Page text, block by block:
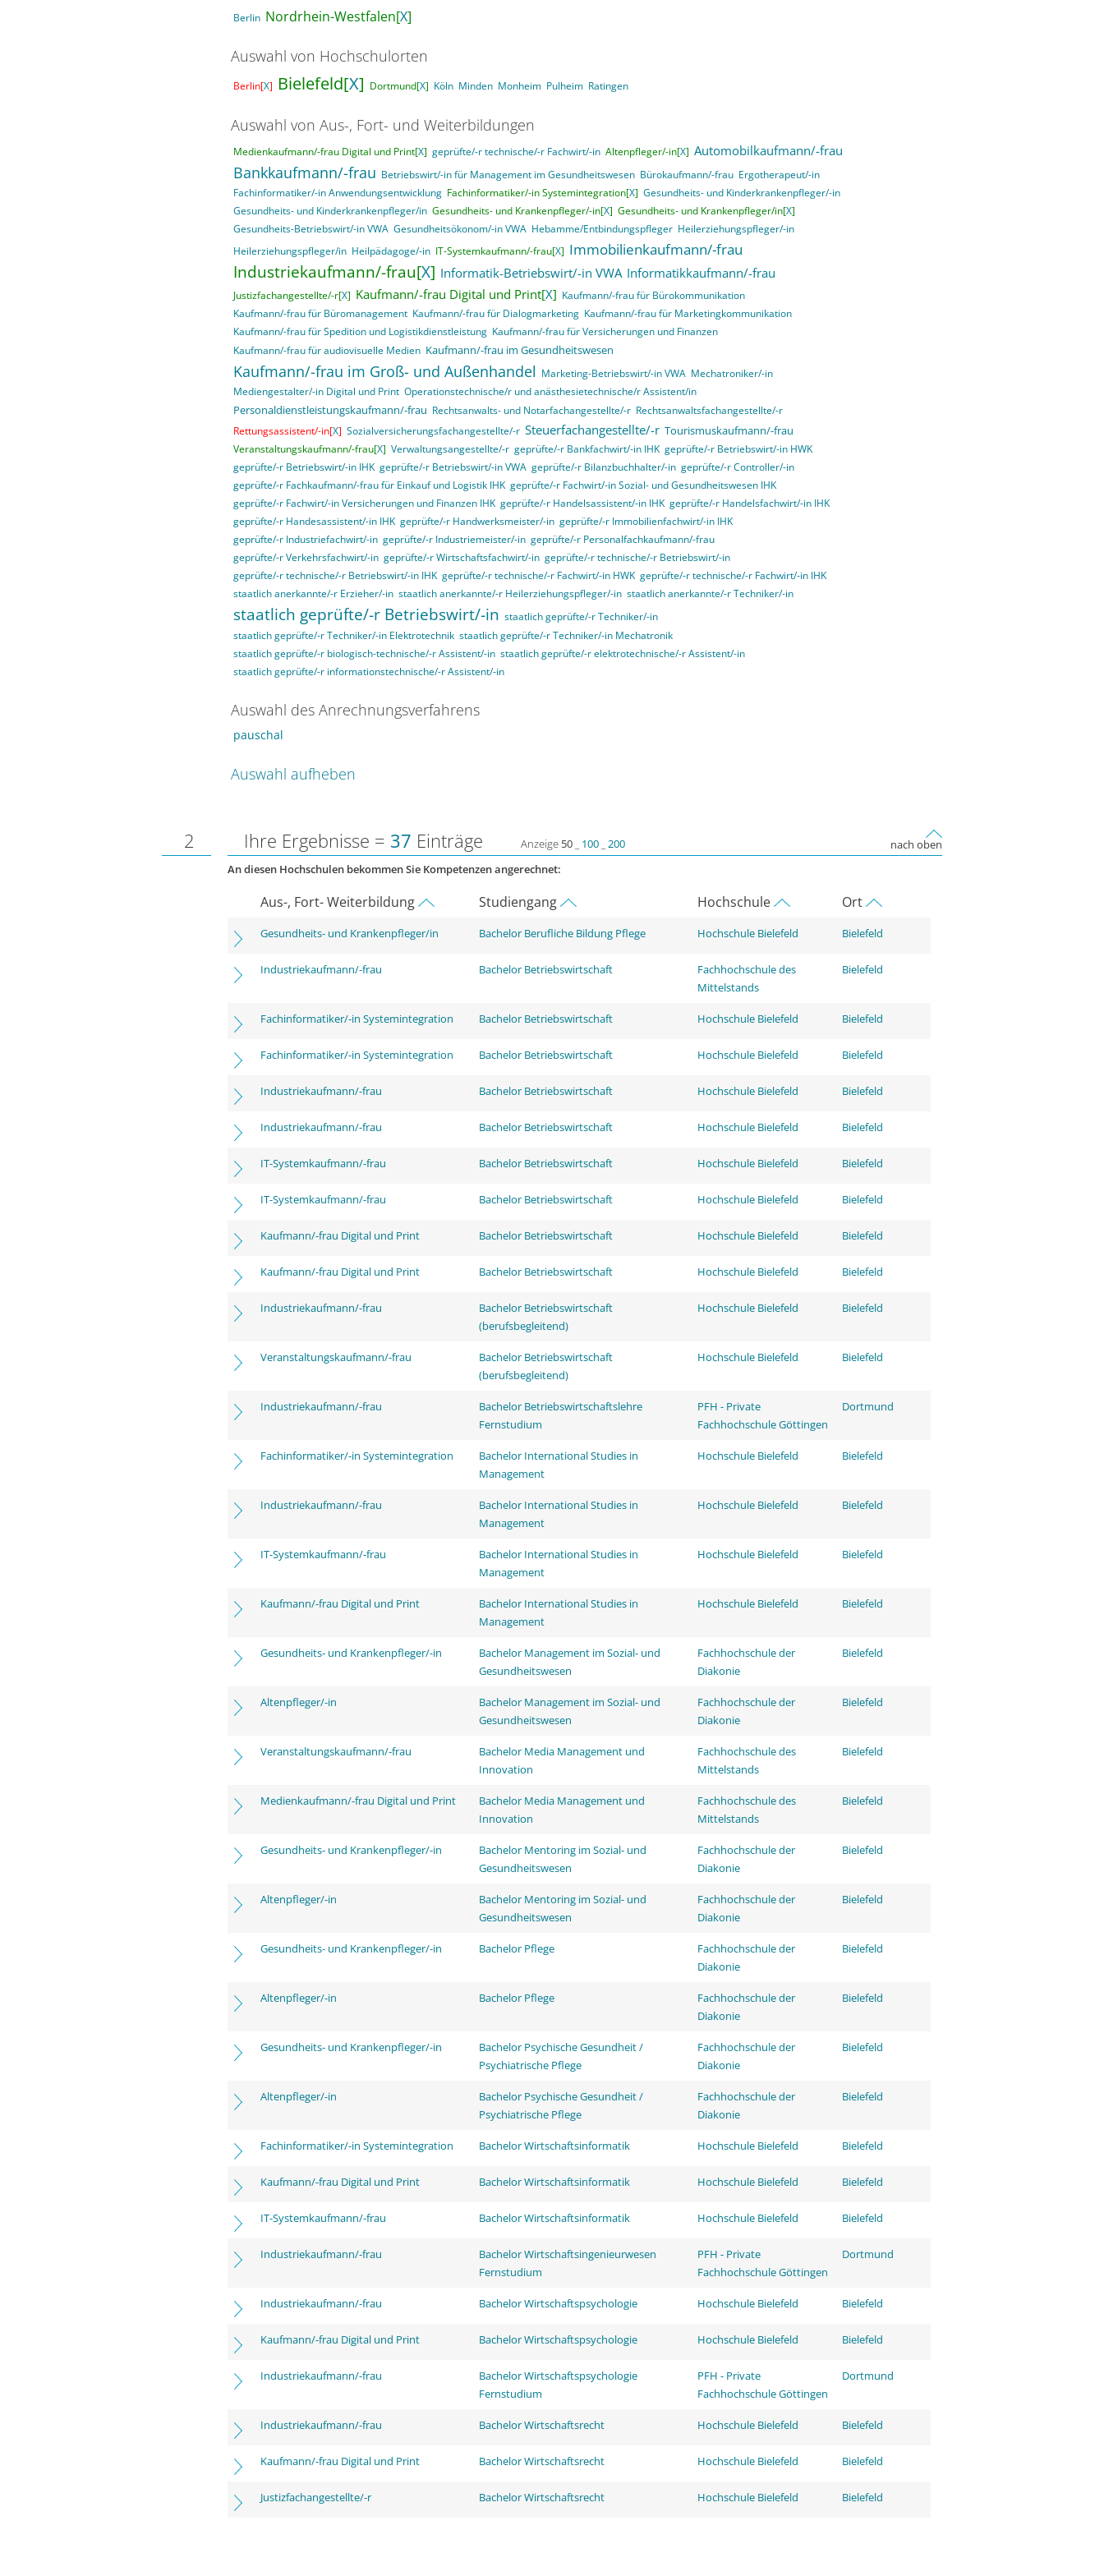
Berlin Nordrhein-Westfalen[X]
Auswahl von Hochschulorten
Berlin[X] Bielefeld[X] Dortmund[X] Köln Minden Monheim Pulheim Ratingen
Auswahl von Aus-, Fort- und Weiterbildungen
Medienkaufmann/-frau Digital und Print[X] geprüfte/-r technische/-r Fachwirt/-in Altenpfleger/-in[X] Automobilkaufmann/-frau
Bankkaufmann/-frau Betriebswirt/-in für Management im Gesundheitswesen Bürokaufmann/-frau Ergotherapeut/-in
Fachinformatiker/-in Anwendungsentwicklung Fachinformatiker/-in Systemintegration[X] Gesundheits- und Kinderkrankenpfleger/-in
Gesundheits- und Kinderkrankenpfleger/in Gesundheits- und Krankenpfleger/-in[X] Gesundheits- und Krankenpfleger/in[X]
Gesundheits-Betriebswirt/-in VWA Gesundheitsökonom/-in VWA Hebamme/Entbindungspfleger Heilerziehungspfleger/-in
Heilerziehungspfleger/in Heilpädagoge/-in IT-Systemkaufmann/-frau[X] Immobilienkaufmann/-frau
Industriekaufmann/-frau[X] Informatik-Betriebswirt/-in VWA Informatikkaufmann/-frau
Justizfachangestellte/-r[X] Kaufmann/-frau Digital und Print[X] Kaufmann/-frau für Bürokommunikation
Kaufmann/-frau für Büromanagement Kaufmann/-frau für Dialogmarketing Kaufmann/-frau für Marketingkommunikation
Kaufmann/-frau für Spedition und Logistikdienstleistung Kaufmann/-frau für Versicherungen und Finanzen
Kaufmann/-frau für audiovisuelle Medien Kaufmann/-frau im Gesundheitswesen
Kaufmann/-frau im Groß- und Außenhandel Marketing-Betriebswirt/-in VWA Mechatroniker/-in
Mediengestalter/-in Digital und Print Operationstechnische/r und anästhesietechnische/r Assistent/in
Personaldienstleistungskaufmann/-frau Rechtsanwalts- und Notarfachangestellte/-r Rechtsanwaltsfachangestellte/-r
Rettungsassistent/-in[X] Sozialversicherungsfachangestellte/-r Steuerfachangestellte/-r Tourismuskaufmann/-frau
Veranstaltungskaufmann/-frau[X] Verwaltungsangestellte/-r geprüfte/-r Bankfachwirt/-in IHK geprüfte/-r Betriebswirt/-in HWK
geprüfte/-r Betriebswirt/-in IHK geprüfte/-r Betriebswirt/-in VWA geprüfte/-r Bilanzbuchhalter/-in geprüfte/-r Controller/-in
geprüfte/-r Fachkaufmann/-frau für Einkauf und Logistik IHK geprüfte/-r Fachwirt/-in Sozial- und Gesundheitswesen IHK
geprüfte/-r Fachwirt/-in Versicherungen und Finanzen IHK geprüfte/-r Handelsassistent/-in IHK geprüfte/-r Handelsfachwirt/-in IHK
geprüfte/-r Handesassistent/-in IHK geprüfte/-r Handwerksmeister/-in geprüfte/-r Immobilienfachwirt/-in IHK
geprüfte/-r Industriefachwirt/-in geprüfte/-r Industriemeister/-in geprüfte/-r Personalfachkaufmann/-frau
geprüfte/-r Verkehrsfachwirt/-in geprüfte/-r Wirtschaftsfachwirt/-in geprüfte/-r technische/-r Betriebswirt/-in
geprüfte/-r technische/-r Betriebswirt/-in IHK geprüfte/-r technische/-r Fachwirt/-in HWK geprüfte/-r technische/-r Fachwirt/-in IHK
staatlich anerkannte/-r Erzieher/-in staatlich anerkannte/-r Heilerziehungspfleger/-in staatlich anerkannte/-r Techniker/-in
staatlich geprüfte/-r Betriebswirt/-in staatlich geprüfte/-r Techniker/-in
staatlich geprüfte/-r Techniker/-in Elektrotechnik staatlich geprüfte/-r Techniker/-in Mechatronik
staatlich geprüfte/-r biologisch-technische/-r Assistent/-in staatlich geprüfte/-r elektrotechnische/-r Assistent/-in
staatlich geprüfte/-r informationstechnische/-r Assistent/-in
Auswahl des Anrechnungsverfahrens
pauschal
Auswahl aufheben
2 Ihre Ergebnisse = 37 Einträge Anzeige 50 100 200
nach oben
An diesen Hochschulen bekommen Sie Kompetenzen angerechnet:
Aus-, Fort- Weiterbildung Studiengang Hochschule Ort
Gesundheits- und Krankenpfleger/in Bachelor Berufliche Bildung Pflege Hochschule Bielefeld Bielefeld
Industriekaufmann/-frau Bachelor Betriebswirtschaft
Fachhochschule des
Mittelstands
Bielefeld
Fachinformatiker/-in Systemintegration Bachelor Betriebswirtschaft Hochschule Bielefeld Bielefeld
Fachinformatiker/-in Systemintegration Bachelor Betriebswirtschaft Hochschule Bielefeld Bielefeld
Industriekaufmann/-frau Bachelor Betriebswirtschaft Hochschule Bielefeld Bielefeld
Industriekaufmann/-frau Bachelor Betriebswirtschaft Hochschule Bielefeld Bielefeld
IT-Systemkaufmann/-frau Bachelor Betriebswirtschaft Hochschule Bielefeld Bielefeld
IT-Systemkaufmann/-frau Bachelor Betriebswirtschaft Hochschule Bielefeld Bielefeld
Kaufmann/-frau Digital und Print Bachelor Betriebswirtschaft Hochschule Bielefeld Bielefeld
Kaufmann/-frau Digital und Print Bachelor Betriebswirtschaft Hochschule Bielefeld Bielefeld
Industriekaufmann/-frau
Bachelor Betriebswirtschaft
(berufsbegleitend)
Hochschule Bielefeld Bielefeld
Veranstaltungskaufmann/-frau
Bachelor Betriebswirtschaft
(berufsbegleitend)
Hochschule Bielefeld Bielefeld
Industriekaufmann/-frau
Bachelor Betriebswirtschaftslehre
Fernstudium
PFH - Private
Fachhochschule Göttingen
Dortmund
Fachinformatiker/-in Systemintegration
Bachelor International Studies in
Management
Hochschule Bielefeld Bielefeld
Industriekaufmann/-frau
Bachelor International Studies in
Management
Hochschule Bielefeld Bielefeld
IT-Systemkaufmann/-frau
Bachelor International Studies in
Management
Hochschule Bielefeld Bielefeld
Kaufmann/-frau Digital und Print
Bachelor International Studies in
Management
Hochschule Bielefeld Bielefeld
Gesundheits- und Krankenpfleger/-in
Bachelor Management im Sozial- und
Gesundheitswesen
Fachhochschule der
Diakonie
Bielefeld
Altenpfleger/-in
Bachelor Management im Sozial- und
Gesundheitswesen
Fachhochschule der
Diakonie
Bielefeld
Veranstaltungskaufmann/-frau
Bachelor Media Management und
Innovation
Fachhochschule des
Mittelstands
Bielefeld
Medienkaufmann/-frau Digital und Print
Bachelor Media Management und
Innovation
Fachhochschule des
Mittelstands
Bielefeld
Gesundheits- und Krankenpfleger/-in
Bachelor Mentoring im Sozial- und
Gesundheitswesen
Fachhochschule der
Diakonie
Bielefeld
Altenpfleger/-in
Bachelor Mentoring im Sozial- und
Gesundheitswesen
Fachhochschule der
Diakonie
Bielefeld
Gesundheits- und Krankenpfleger/-in Bachelor Pflege
Fachhochschule der
Diakonie
Bielefeld
Altenpfleger/-in Bachelor Pflege
Fachhochschule der
Diakonie
Bielefeld
Gesundheits- und Krankenpfleger/-in
Bachelor Psychische Gesundheit /
Psychiatrische Pflege
Fachhochschule der
Diakonie
Bielefeld
Altenpfleger/-in
Bachelor Psychische Gesundheit /
Psychiatrische Pflege
Fachhochschule der
Diakonie
Bielefeld
Fachinformatiker/-in Systemintegration Bachelor Wirtschaftsinformatik Hochschule Bielefeld Bielefeld
Kaufmann/-frau Digital und Print Bachelor Wirtschaftsinformatik Hochschule Bielefeld Bielefeld
IT-Systemkaufmann/-frau Bachelor Wirtschaftsinformatik Hochschule Bielefeld Bielefeld
Industriekaufmann/-frau
Bachelor Wirtschaftsingenieurwesen
Fernstudium
PFH - Private
Fachhochschule Göttingen
Dortmund
Industriekaufmann/-frau Bachelor Wirtschaftspsychologie Hochschule Bielefeld Bielefeld
Kaufmann/-frau Digital und Print Bachelor Wirtschaftspsychologie Hochschule Bielefeld Bielefeld
Industriekaufmann/-frau
Bachelor Wirtschaftspsychologie
Fernstudium
PFH - Private
Fachhochschule Göttingen
Dortmund
Industriekaufmann/-frau Bachelor Wirtschaftsrecht Hochschule Bielefeld Bielefeld
Kaufmann/-frau Digital und Print Bachelor Wirtschaftsrecht Hochschule Bielefeld Bielefeld
Justizfachangestellte/-r Bachelor Wirtschaftsrecht Hochschule Bielefeld Bielefeld